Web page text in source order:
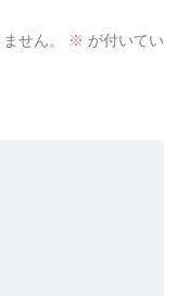
せん。 ※ が付いてい